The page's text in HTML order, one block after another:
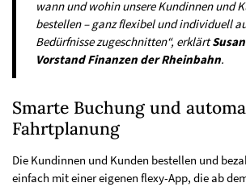
wann und wohin unsere Kundinnen und
bestellen – ganz flexibel und individuell
Bedürfnisse zugeschnitten“, erklärt
Vorstand Finanzen der Rheinbahn.
Smarte Buchung und
Fahrtplanung
Die Kundinnen und Kunden bestellen und
einfach mit einer eigenen flexy-App, die ab